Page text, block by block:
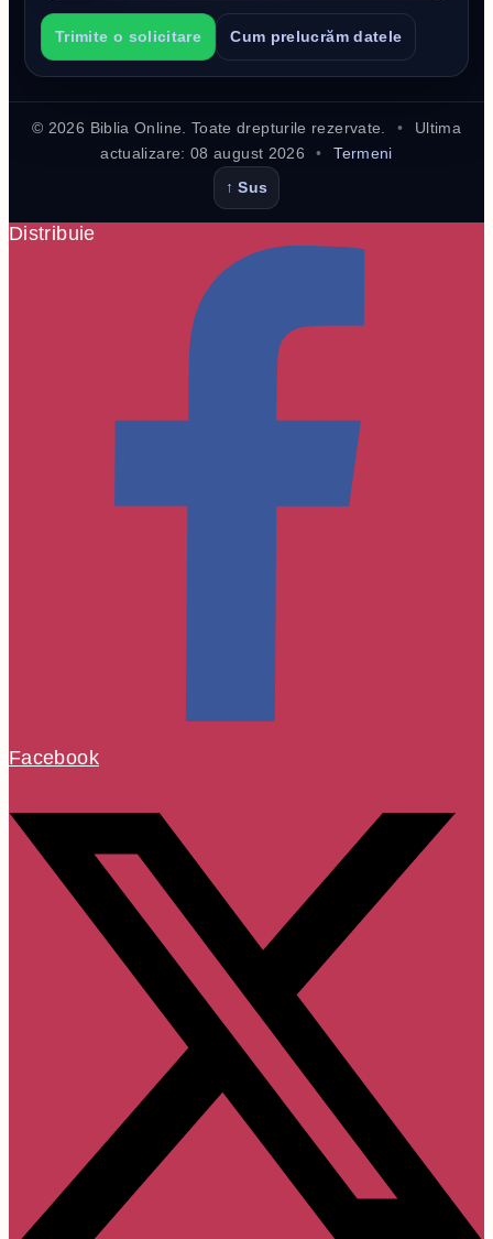
Trimite o solicitare Cum prelucrăm datele
© 2026 Biblia Online. Toate drepturile rezervate. •
Ultima
actualizare: 08 august 2026 •
Termeni
↑ Sus
Distribuie
Facebook